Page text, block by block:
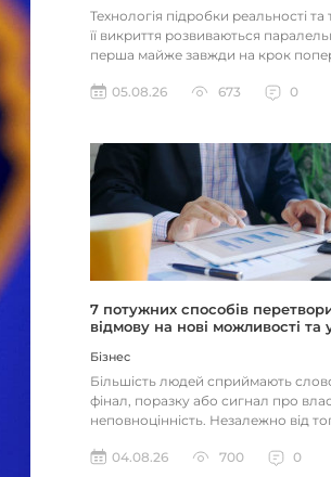
Технологія підробки реальності та
її викриття розвиваються
перша майже завжди на крок
05.08.26
673 0
7 потужних способів
відмову на нові можливості та
Бізнес
Більшість людей сприймають
фінал, поразку або сигнал про
неповноцінність. Незалежно від
04.08.26
700 0